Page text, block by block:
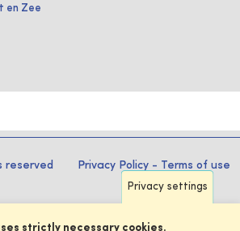
en Zee
reserved Privacy Policy - Terms of use
Privacy settings
strictly necessary cookies.